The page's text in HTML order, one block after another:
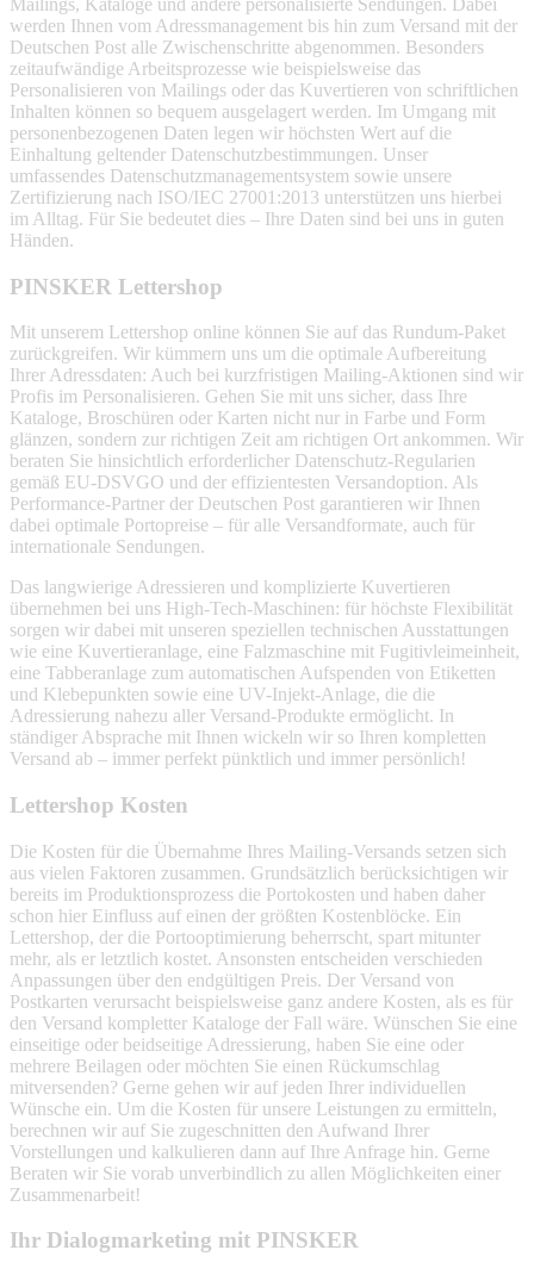
werden Ihnen vom Adressmanagement bis hin zum Versand mit der
Deutschen Post alle Zwischenschritte abgenommen. Besonders
zeitaufwändige Arbeitsprozesse wie beispielsweise das
Personalisieren von Mailings oder das Kuvertieren von schriftlichen
Inhalten können so bequem ausgelagert werden. Im Umgang mit
personenbezogenen Daten legen wir höchsten Wert auf die
Einhaltung geltender Datenschutzbestimmungen. Unser
umfassendes Datenschutzmanagementsystem sowie unsere
Zertifizierung nach ISO/IEC 27001:2013 unterstützen uns hierbei
im Alltag. Für Sie bedeutet dies – Ihre Daten sind bei uns in guten
Händen.
PINSKER Lettershop
Mit unserem Lettershop online können Sie auf das Rundum-Paket
zurückgreifen. Wir kümmern uns um die optimale Aufbereitung
Ihrer Adressdaten: Auch bei kurzfristigen Mailing-Aktionen sind wir
Profis im Personalisieren. Gehen Sie mit uns sicher, dass Ihre
Kataloge, Broschüren oder Karten nicht nur in Farbe und Form
glänzen, sondern zur richtigen Zeit am richtigen Ort ankommen. Wir
beraten Sie hinsichtlich erforderlicher Datenschutz-Regularien
gemäß EU-DSVGO und der effizientesten Versandoption. Als
Performance-Partner der Deutschen Post garantieren wir Ihnen
dabei optimale Portopreise – für alle Versandformate, auch für
internationale Sendungen.
Das langwierige Adressieren und komplizierte Kuvertieren
übernehmen bei uns High-Tech-Maschinen: für höchste Flexibilität
sorgen wir dabei mit unseren speziellen technischen Ausstattungen
wie eine Kuvertieranlage, eine Falzmaschine mit Fugitivleimeinheit,
eine Tabberanlage zum automatischen Aufspenden von Etiketten
und Klebepunkten sowie eine UV-Injekt-Anlage, die die
Adressierung nahezu aller Versand-Produkte ermöglicht. In
ständiger Absprache mit Ihnen wickeln wir so Ihren kompletten
Versand ab – immer perfekt pünktlich und immer persönlich!
Lettershop Kosten
Die Kosten für die Übernahme Ihres Mailing-Versands setzen sich
aus vielen Faktoren zusammen. Grundsätzlich berücksichtigen wir
bereits im Produktionsprozess die Portokosten und haben daher
schon hier Einfluss auf einen der größten Kostenblöcke. Ein
Lettershop, der die Portooptimierung beherrscht, spart mitunter
mehr, als er letztlich kostet. Ansonsten entscheiden verschieden
Anpassungen über den endgültigen Preis. Der Versand von
Postkarten verursacht beispielsweise ganz andere Kosten, als es für
den Versand kompletter Kataloge der Fall wäre. Wünschen Sie eine
einseitige oder beidseitige Adressierung, haben Sie eine oder
mehrere Beilagen oder möchten Sie einen Rückumschlag
mitversenden? Gerne gehen wir auf jeden Ihrer individuellen
Wünsche ein. Um die Kosten für unsere Leistungen zu ermitteln,
berechnen wir auf Sie zugeschnitten den Aufwand Ihrer
Vorstellungen und kalkulieren dann auf Ihre Anfrage hin. Gerne
Beraten wir Sie vorab unverbindlich zu allen Möglichkeiten einer
Zusammenarbeit!
Ihr Dialogmarketing mit PINSKER